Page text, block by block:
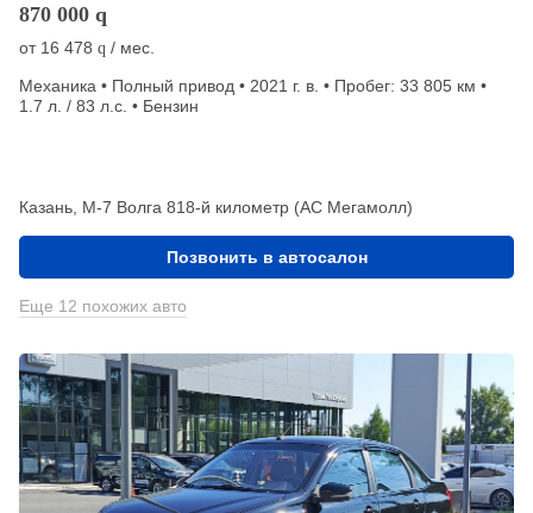
870 000 q
от 16 478 q / мес.
Механика • Полный привод • 2021 г. в. • Пробег: 33 805 км •
1.7 л. / 83 л.с. • Бензин
Казань, М-7 Волга 818-й километр (АС Мегамолл)
Позвонить в автосалон
Еще 12 похожих авто